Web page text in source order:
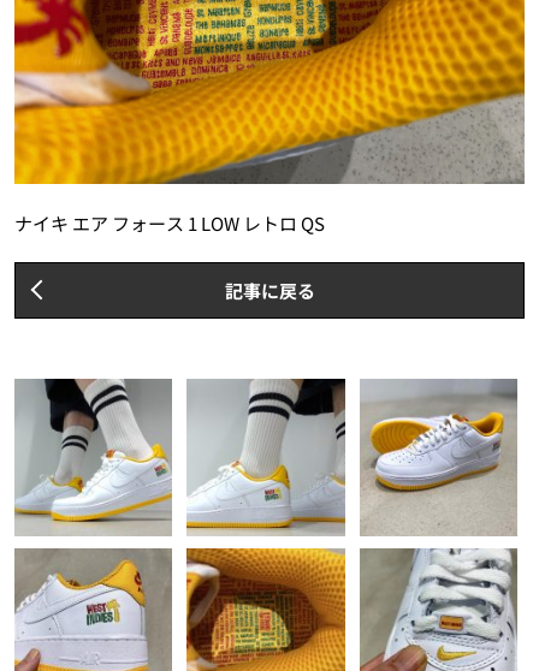
ナイキ エア フォース 1 LOW レトロ QS
記事に戻る